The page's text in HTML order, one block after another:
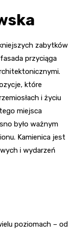
zabytków
przyciąga
które
i życiu
miejsca
było ważnym
Kamienica jest
i wydarzeń
poziomach – od